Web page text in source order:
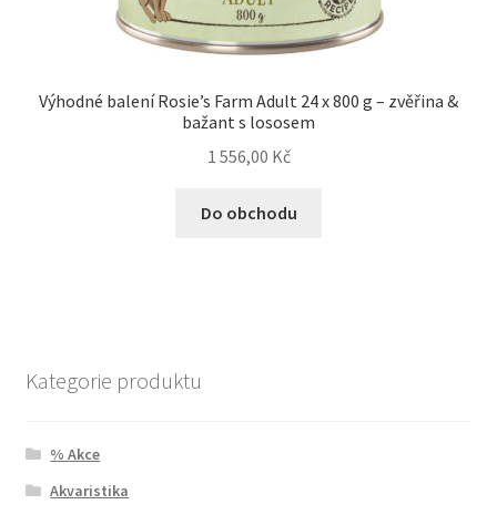
Výhodné balení Rosie’s Farm Adult 24 x 800 g – zvěřina &
bažant s lososem
1 556,00 Kč
Do obchodu
Kategorie produktu
% Akce
Akvaristika